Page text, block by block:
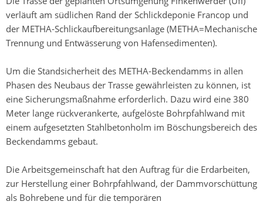
verläuft am südlichen Rand der Schlickdeponie Francop und
der METHA-Schlickaufbereitungsanlage (METHA=Mechanische
Trennung und Entwässerung von Hafensedimenten).
Um die Standsicherheit des METHA-Beckendamms in allen
Phasen des Neubaus der Trasse gewährleisten zu können, ist
eine Sicherungsmaßnahme erforderlich. Dazu wird eine 380
Meter lange rückverankerte, aufgelöste Bohrpfahlwand mit
einem aufgesetzten Stahlbetonholm im Böschungsbereich des
Beckendamms gebaut.
Die Arbeitsgemeinschaft hat den Auftrag für die Erdarbeiten,
zur Herstellung einer Bohrpfahlwand, der Dammvorschüttung
als Bohrebene und für die temporären